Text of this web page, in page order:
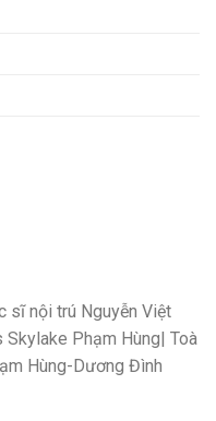
sĩ nội trú Nguyễn Việt
Skylake Phạm Hùng| Toà
Hùng-Dương Đình